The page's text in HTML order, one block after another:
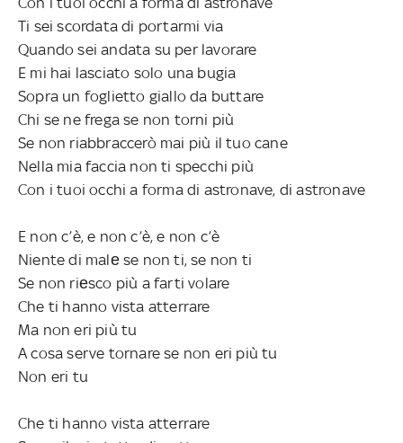
Ti sei scordata di portarmi via
Quando sei andata su per lavorare
E mi hai lasciato solo una bugia
Sopra un foglietto giallo da buttare
Chi se ne frega se non torni più
Se non riabbraccerò mai più il tuo cane
Nella mia faccia non ti specchi più
Con i tuoi occhi a forma di astronave, di astronave
E non c’è, e non c’è, e non c’è
Niente di malе se non ti, se non ti
Se non riеsco più a farti volare
Che ti hanno vista atterrare
Ma non eri più tu
A cosa serve tornare se non eri più tu
Non eri tu
Che ti hanno vista atterrare